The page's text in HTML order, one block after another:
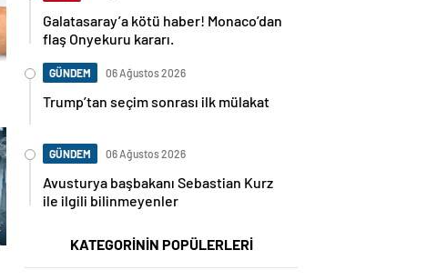
Galatasaray’a kötü haber! Monaco’dan
flaş Onyekuru kararı.
GÜNDEM 06 Ağustos 2026
Trump’tan seçim sonrası ilk mülakat
GÜNDEM 06 Ağustos 2026
Avusturya başbakanı Sebastian Kurz
ile ilgili bilinmeyenler
KATEGORİNİN POPÜLERLERİ